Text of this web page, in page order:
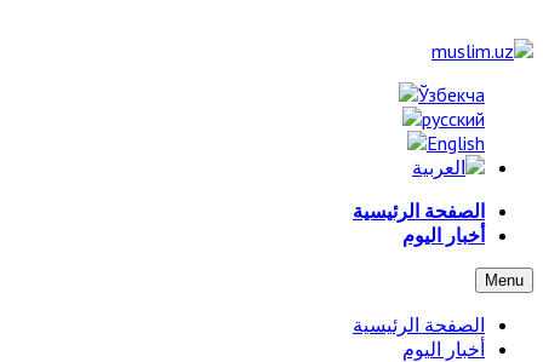
الصفحة الرئيسية
أخبار اليوم
Menu
الصفحة الرئيسية
أخبار اليوم